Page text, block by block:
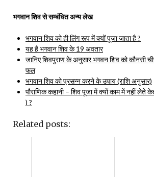
भगवान शिव से सम्बंधित अन्य लेख
भगवान शिव को ही लिंग रूप में क्यों पूजा जाता है ?
यह है भगवान शिव के 19 अवतार
जानिए शिवपुराण के अनुसार भगवन शिव को कौनसी
फल
भगवान शिव को प्रसन्न करने के उपाय (राशि अनुसार)
पौराणिक कहानी – शिव पूजा में क्यों काम में नहीं
) ?
Related posts: